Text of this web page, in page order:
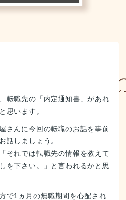
転職先の「内定通知書」があれ
思います。
さんに今回の転職のお話を事前
話しましょう。
それでは転職先の情報を教えて
を下さい。」と言われるかと思
で1ヵ月の無職期間を心配され